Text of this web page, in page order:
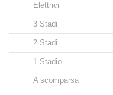
Elettrici
3 Stadi
2 Stadi
1 Stadio
A scomparsa